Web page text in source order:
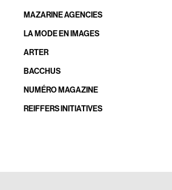
MAZARINE AGENCIES
LA MODE EN IMAGES
ARTER
BACCHUS
NUMÉRO MAGAZINE
REIFFERS INITIATIVES